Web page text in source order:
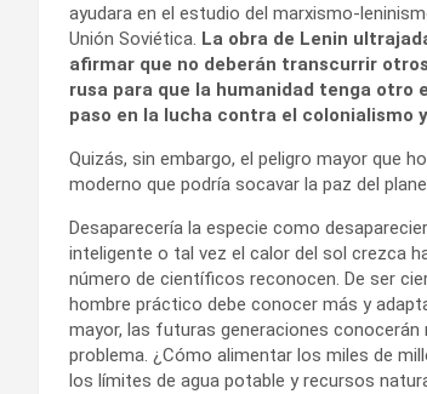
ayudara en el estudio del marxismo-
Unión Soviética. La obra de Lenin
afirmar que no deberán transcurrir
rusa para que la humanidad tenga otro
paso en la lucha contra el colonialismo
Quizás, sin embargo, el peligro mayor que
moderno que podría socavar la paz del
Desaparecería la especie como
inteligente o tal vez el calor del sol crezca
número de científicos reconocen. De ser
hombre práctico debe conocer más y
mayor, las futuras generaciones
problema. ¿Cómo alimentar los miles de
los límites de agua potable y recursos